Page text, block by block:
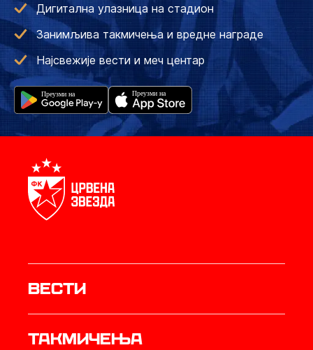
Дигитална улазница на стадион
Занимљива такмичења и вредне награде
Најсвежије вести и меч центар
Вести
Такмичења